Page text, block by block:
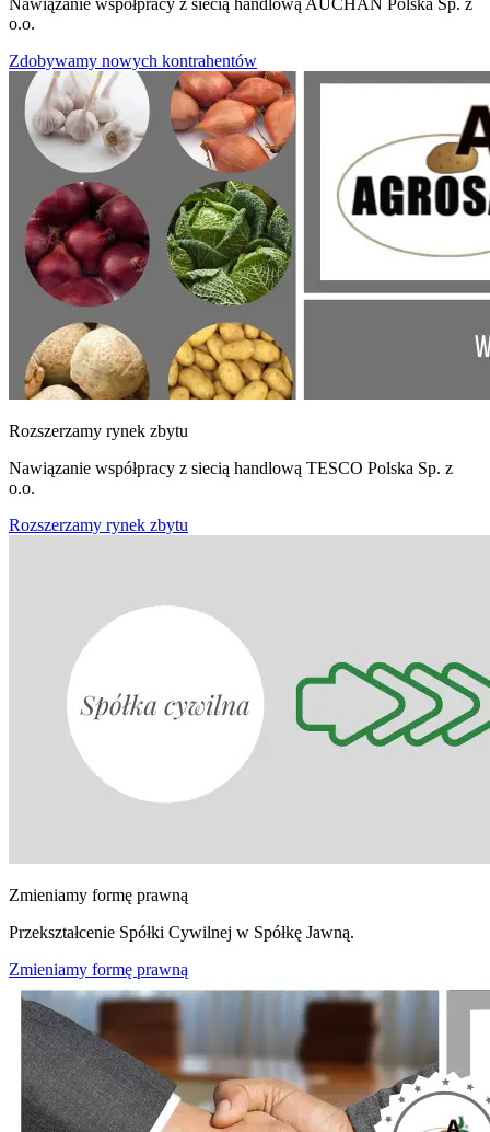
Nawiązanie współpracy z siecią handlową AUCHAN Polska Sp. z
o.o.
Zdobywamy nowych kontrahentów
Rozszerzamy rynek zbytu
Nawiązanie współpracy z siecią handlową TESCO Polska Sp. z
o.o.
Rozszerzamy rynek zbytu
Zmieniamy formę prawną
Przekształcenie Spółki Cywilnej w Spółkę Jawną.
Zmieniamy formę prawną